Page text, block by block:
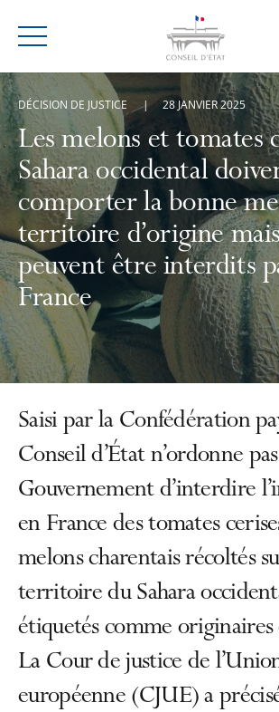
Menu
Les melons et tomates
Sahara occidental
comporter la bonne
territoire d’origine
peuvent être interdits
France
DÉCISION DE JUSTICE 28 JANVIER 2025
Saisi par la Confédération
Conseil d’État n’ordonne
Gouvernement d’interdire
en France des tomates
melons charentais récoltés
territoire du Sahara
étiquetés comme
La Cour de justice de
européenne (CJUE) a